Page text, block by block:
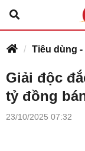
Tiêu dùng
Giải độc
tỷ đồng
23/10/2025 07:32